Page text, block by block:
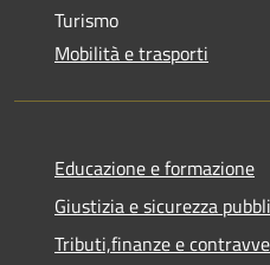
Turismo
Mobilità e trasporti
Educazione e formazione
Giustizia e sicurezza
Tributi,finanze e